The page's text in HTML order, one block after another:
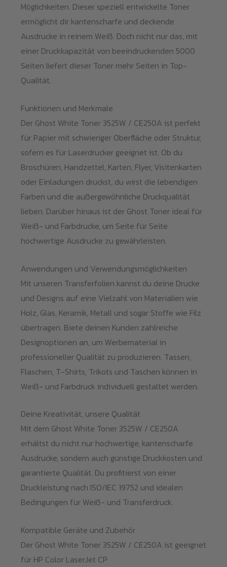
Möglichkeiten. Dieser speziell entwickelte Toner
ermöglicht dir kantenscharfe und deckende
Ausdrucke in reinem Weiß. Doch nicht nur das, mit
einer Druckkapazität von beeindruckenden 5000
Seiten liefert dieser Toner mehr Seiten in Top-
Qualität.
Funktionen und Merkmale
Der Ghost White Toner 3525W / CE250A ist perfekt
für Papier mit schwieriger Oberfläche oder Struktur,
sofern es für Laserdrucker geeignet ist. Ob du
Broschüren, Handzettel, Karten, Flyer, Visitenkarten
oder Einladungen druckst, du wirst die lebendigen
Farben und die außergewöhnliche Druckqualität
lieben. Darüber hinaus ist der Ghost Toner ideal für
Weiß- und Farbdrucke, um Seite für Seite
hochwertige Ausdrucke zu gewährleisten.
Anwendungen und Verwendungsmöglichkeiten
Mit unseren Transferfolien kannst du deine Drucke
und Designs auf eine Vielzahl von Materialien wie
Holz, Glas, Keramik, Metall und sogar Stoffe wie Filz
übertragen. Biete deinen Kunden zahlreiche
Designoptionen an, um Werbematerial in
professioneller Qualität zu produzieren. Tassen,
Flaschen, T-Shirts, Trikots und Taschen können in
Weiß- und Farbdruck individuell gestaltet werden.
Deine Kreativität, unsere Qualität
Mit dem Ghost White Toner 3525W / CE250A
erhältst du nicht nur hochwertige, kantenscharfe
Ausdrucke, sondern auch günstige Druckkosten und
garantierte Qualität. Du profitierst von einer
Druckleistung nach ISO/IEC 19752 und idealen
Bedingungen für Weiß- und Transferdruck.
Kompatible Geräte und Zubehör
Der Ghost White Toner 3525W / CE250A ist geeignet
für HP Color LaserJet CP